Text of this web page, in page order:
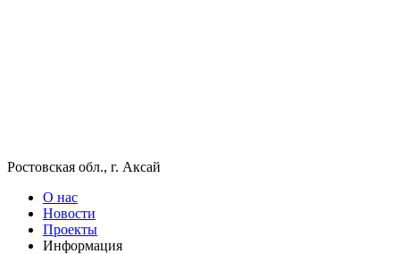
Ростовская обл., г. Аксай
О нас
Новости
Проекты
Информация